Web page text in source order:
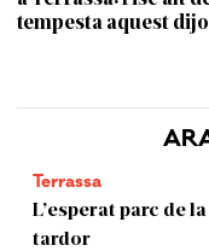
Terrassa
L’esperat parc de
tardor
tempesta aquest